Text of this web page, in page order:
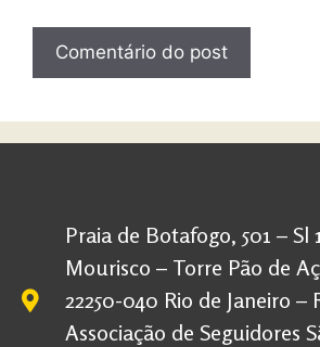
Praia de Botafogo, 501 – Sl
Mourisco – Torre Pão de
22250-040 Rio de Janeiro –
Associação de Seguidores